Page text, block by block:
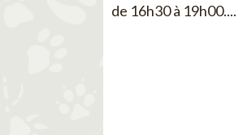
de 16h30 à 19h00....